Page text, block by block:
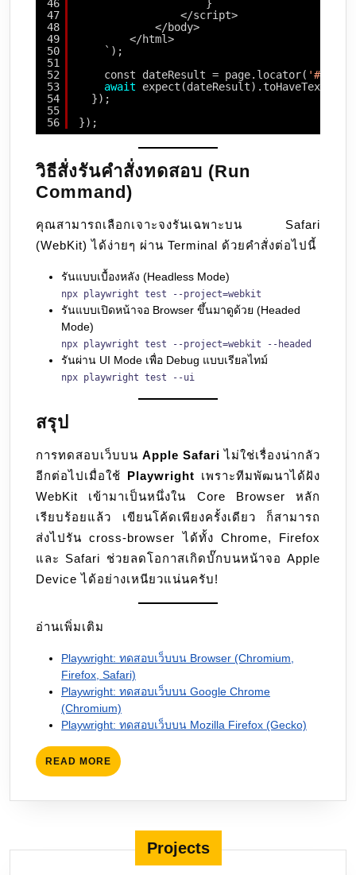
46
47
48
49
50
51
52
53
54
55
56
}
</script>
</body>
</html>
`);
const dateResult = page.locator(
await
expect(dateResult).toHaveText(
});
});
วิธีสั่งรันคำสั่งทดสอบ (Run
Command)
คุณสามารถเลือกเจาะจงรันเฉพาะบน Safari
(WebKit) ได้ง่ายๆ ผ่าน Terminal ด้วยคำสั่งต่อไปนี้
รันแบบเบื้องหลัง (Headless Mode)
npx playwright test --project=webkit
รันแบบเปิดหน้าจอ Browser ขึ้นมาดูด้วย (Headed
Mode)
npx playwright test --project=webkit --headed
รันผ่าน UI Mode เพื่อ Debug แบบเรียลไทม์
npx playwright test --ui
สรุป
การทดสอบเว็บบน Apple Safari ไม่ใช่เรื่องน่ากลัว
อีกต่อไปเมื่อใช้ Playwright เพราะทีมพัฒนาได้ฝัง
WebKit เข้ามาเป็นหนึ่งใน Core Browser หลัก
เรียบร้อยแล้ว เขียนโค้ดเพียงครั้งเดียว ก็สามารถ
ส่งไปรัน cross-browser ได้ทั้ง Chrome, Firefox
และ Safari ช่วยลดโอกาสเกิดบั๊กบนหน้าจอ Apple
Device ได้อย่างเหนียวแน่นครับ!
อ่านเพิ่มเติม
Playwright: ทดสอบเว็บบน Browser (Chromium,
Firefox, Safari)
Playwright: ทดสอบเว็บบน Google Chrome
(Chromium)
Playwright: ทดสอบเว็บบน Mozilla Firefox (Gecko)
READ MORE READ
MORE
Projects